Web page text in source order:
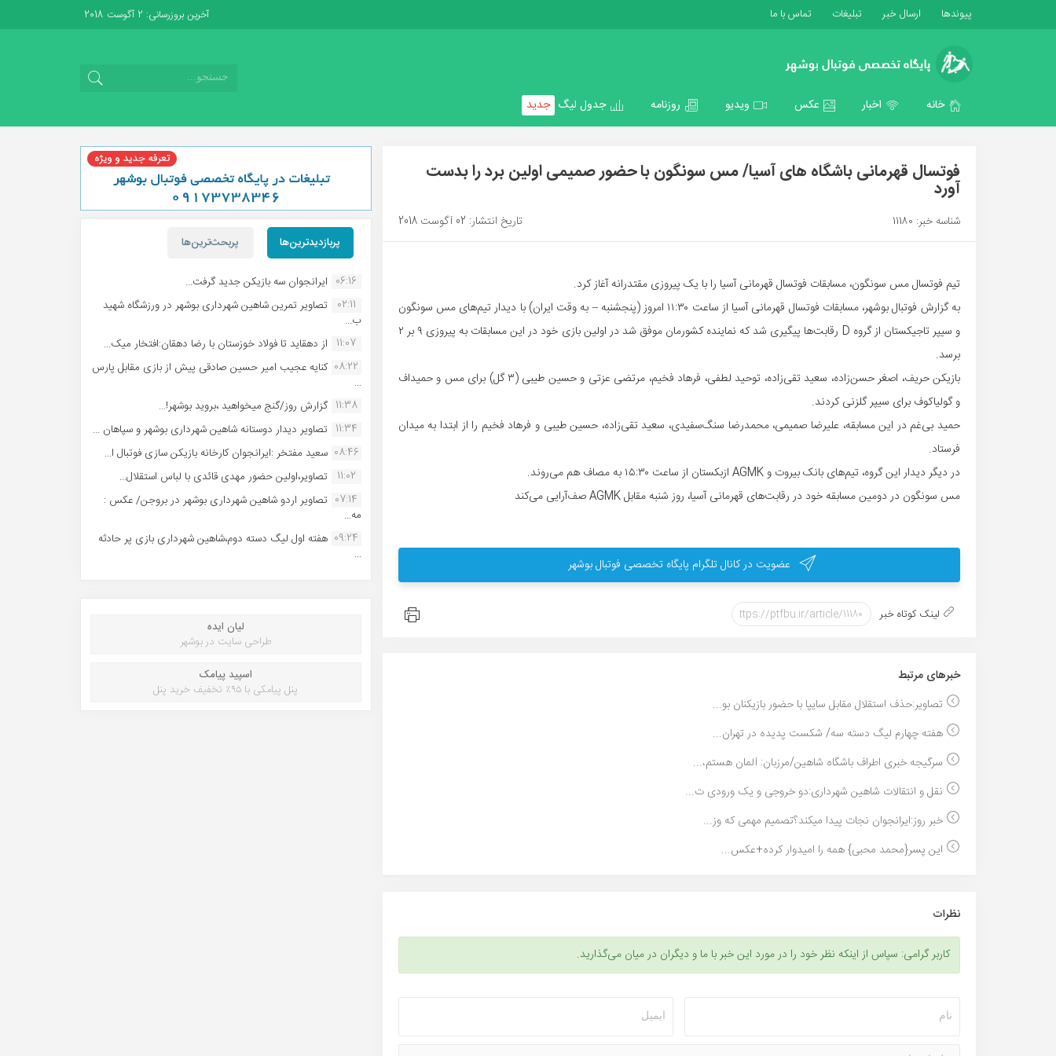
پیوندها ارسال خبر تبلیغات تماس با ما آخرین بروزرسانی: 2 آگوست 2018
خانه اخبار عکس ویدیو روزنامه جدول لیگ جدید
فوتسال قهرمانی باشگاه های آسیا/ مس سونگون با حضور صمیمی اولین برد را بدست
آورد
شناسه خبر: 11180 تاریخ انتشار: 02 آگوست 2018
تیم فوتسال مس سونگون، مسابقات فوتسال قهرمانی آسیا را با یک پیروزی مقتدرانه آغاز کرد.
به گزارش فوتبال بوشهر، مسابقات فوتسال قهرمانی آسیا از ساعت ۱۱:۳۰ امروز (پنجشنبه – به وقت ایران) با دیدار تیم‌های مس سونگون
و سیپر تاجیکستان از گروه D رقابت‌ها پیگیری شد که نماینده کشورمان موفق شد در اولین بازی خود در این مسابقات به پیروزی ۹ بر ۲
برسد.
بازیکن حریف، اصغر حسن‌زاده، سعید تقی‌زاده، توحید لطفی، فرهاد فخیم، مرتضی عزتی و حسین طیبی (۳ گل) برای مس و حمیداف
و گولیاکوف برای سیپر گلزنی کردند.
حمید بی‌غم در این مسابقه، علیرضا صمیمی، محمدرضا سنگ‌سفیدی، سعید تقی‌زاده، حسین طیبی و فرهاد فخیم را از ابتدا به میدان
فرستاد.
در دیگر دیدار این گروه، تیم‌های بانک بیروت و AGMK ازبکستان از ساعت ۱۵:۳۰ به مصاف هم می‌روند.
مس سونگون در دومین مسابقه خود در رقابت‌های قهرمانی آسیا، روز شنبه مقابل AGMK صف‌آرایی می‌کند
عضویت در کانال تلگرام پایگاه تخصصی فوتبال بوشهر
لینک کوتاه خبر
خبر‌های مرتبط
تصاویر:حذف استقلال مقابل سایپا با حضور بازیکنان بو...
هفته چهارم لیگ دسته سه/ شکست پدیده در تهران...
سرگیجه خبری اطراف باشگاه شاهین/مرزبان: آلمان هستم،...
نقل و انتقالات شاهین شهرداری:دو خروجی و یک ورودی ت...
خبر روز:ایرانجوان نجات پیدا میکند؟تصمیم مهمی که وز...
این پسر{محمد محبی} همه را امیدوار کرده+عکس...
نظرات
کاربر گرامی: سپاس از اینکه نظر خود را در مورد این خبر با ما و دیگران در میان می‌گذارید.
پربازدیدترین‌ها پربحث‌ترین‌ها
06:16 ایرانجوان سه بازیکن جدید گرفت...
02:11
تصاویر تمرین شاهین شهردارى بوشهر در ورزشگاه شهید
ب...
11:07 از دهقاید تا فولاد خوزستان با رضا دهقان:افتخار میک...
08:22 کنایه عجیب امیر حسین صادقی پیش از بازی مقابل پارس
...
11:38 گزارش روز/گنج میخواهید ،بروید بوشهر!...
11:34 تصاویر دیدار دوستانه شاهین شهردارى بوشهر و سپاهان ...
08:46 سعید مفتخر :ایرانجوان کارخانه بازیکن سازی فوتبال ا...
11:02
تصاویر،اولین حضور مهدی قائدی با لباس استقلال...
07:14 تصاویر اردو شاهین شهرداری بوشهر در بروجن/ عکس :
مه...
09:24 هفته اول لیگ دسته دوم،شاهین شهرداری بازی پر حادثه
...
لیان ایده
طراحی سایت در بوشهر
اسپید پیامک
پنل پیامکی با ۹۵٪ تخفیف خرید پنل